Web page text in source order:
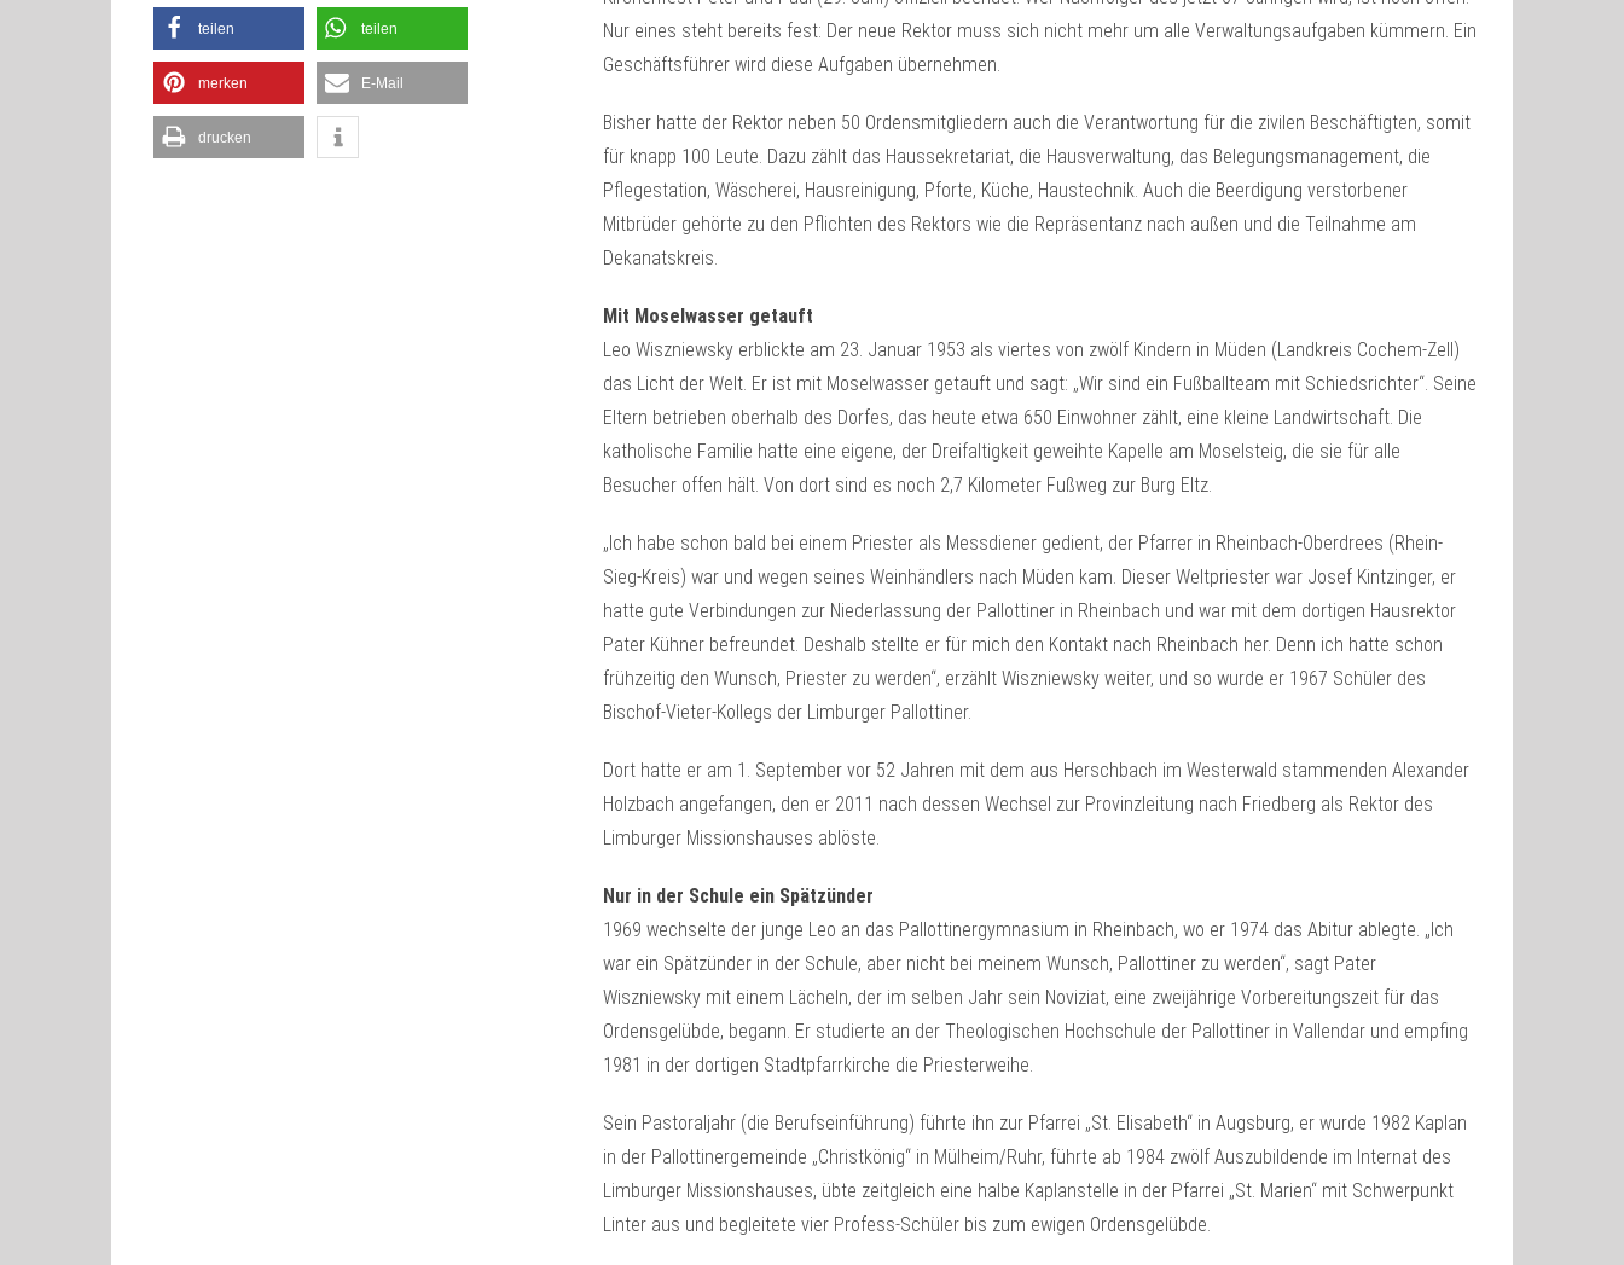
teilen teilen
merken E-Mail
drucken
Nur eines steht bereits fest: Der neue Rektor muss sich nicht mehr um alle Verwaltungsaufgaben kümmern. Ein
Geschäftsführer wird diese Aufgaben übernehmen.
Bisher hatte der Rektor neben 50 Ordensmitgliedern auch die Verantwortung für die zivilen Beschäftigten, somit
für knapp 100 Leute. Dazu zählt das Haussekretariat, die Hausverwaltung, das Belegungsmanagement, die
Pflegestation, Wäscherei, Hausreinigung, Pforte, Küche, Haustechnik. Auch die Beerdigung verstorbener
Mitbrüder gehörte zu den Pflichten des Rektors wie die Repräsentanz nach außen und die Teilnahme am
Dekanatskreis.
Mit Moselwasser getauft
Leo Wiszniewsky erblickte am 23. Januar 1953 als viertes von zwölf Kindern in Müden (Landkreis Cochem-Zell)
das Licht der Welt. Er ist mit Moselwasser getauft und sagt: „Wir sind ein Fußballteam mit Schiedsrichter“. Seine
Eltern betrieben oberhalb des Dorfes, das heute etwa 650 Einwohner zählt, eine kleine Landwirtschaft. Die
katholische Familie hatte eine eigene, der Dreifaltigkeit geweihte Kapelle am Moselsteig, die sie für alle
Besucher offen hält. Von dort sind es noch 2,7 Kilometer Fußweg zur Burg Eltz.
„Ich habe schon bald bei einem Priester als Messdiener gedient, der Pfarrer in Rheinbach-Oberdrees (Rhein-
Sieg-Kreis) war und wegen seines Weinhändlers nach Müden kam. Dieser Weltpriester war Josef Kintzinger, er
hatte gute Verbindungen zur Niederlassung der Pallottiner in Rheinbach und war mit dem dortigen Hausrektor
Pater Kühner befreundet. Deshalb stellte er für mich den Kontakt nach Rheinbach her. Denn ich hatte schon
frühzeitig den Wunsch, Priester zu werden“, erzählt Wiszniewsky weiter, und so wurde er 1967 Schüler des
Bischof-Vieter-Kollegs der Limburger Pallottiner.
Dort hatte er am 1. September vor 52 Jahren mit dem aus Herschbach im Westerwald stammenden Alexander
Holzbach angefangen, den er 2011 nach dessen Wechsel zur Provinzleitung nach Friedberg als Rektor des
Limburger Missionshauses ablöste.
Nur in der Schule ein Spätzünder
1969 wechselte der junge Leo an das Pallottinergymnasium in Rheinbach, wo er 1974 das Abitur ablegte. „Ich
war ein Spätzünder in der Schule, aber nicht bei meinem Wunsch, Pallottiner zu werden“, sagt Pater
Wiszniewsky mit einem Lächeln, der im selben Jahr sein Noviziat, eine zweijährige Vorbereitungszeit für das
Ordensgelübde, begann. Er studierte an der Theologischen Hochschule der Pallottiner in Vallendar und empfing
1981 in der dortigen Stadtpfarrkirche die Priesterweihe.
Sein Pastoraljahr (die Berufseinführung) führte ihn zur Pfarrei „St. Elisabeth“ in Augsburg, er wurde 1982 Kaplan
in der Pallottinergemeinde „Christkönig“ in Mülheim/Ruhr, führte ab 1984 zwölf Auszubildende im Internat des
Limburger Missionshauses, übte zeitgleich eine halbe Kaplanstelle in der Pfarrei „St. Marien“ mit Schwerpunkt
Linter aus und begleitete vier Profess-Schüler bis zum ewigen Ordensgelübde.